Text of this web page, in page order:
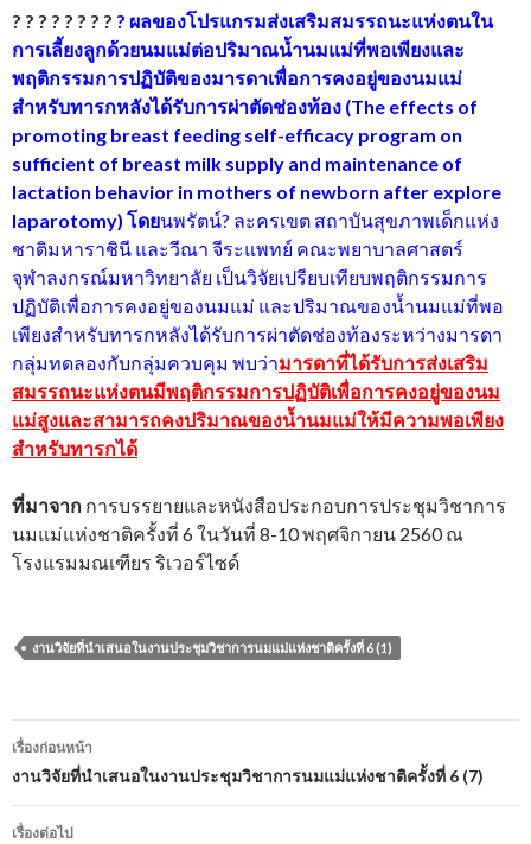
? ? ? ? ? ? ? ? ? ผลของโปรแกรมส่งเสริมสมรรถนะแห่งตนใน
การเลี้ยงลูกด้วยนมแม่ต่อปริมาณน้ำนมแม่ที่พอเพียงและ
พฤติกรรมการปฏิบัติของมารดาเพื่อการคงอยู่ของนมแม่
สำหรับทารกหลังได้รับการผ่าตัดช่องท้อง (The effects of
promoting breast feeding self-efficacy program on
sufficient of breast milk supply and maintenance of
lactation behavior in mothers of newborn after explore
laparotomy) โดยนพรัตน์? ละครเขต สถาบันสุขภาพเด็กแห่ง
ชาติมหาราชินี และวีณา จีระแพทย์ คณะพยาบาลศาสตร์
จุฬาลงกรณ์มหาวิทยาลัย เป็นวิจัยเปรียบเทียบพฤติกรรมการ
ปฏิบัติเพื่อการคงอยู่ของนมแม่ และปริมาณของน้ำนมแม่ที่พอ
เพียงสำหรับทารกหลังได้รับการผ่าตัดช่องท้องระหว่างมารดา
กลุ่มทดลองกับกลุ่มควบคุม พบว่ามารดาที่ได้รับการส่งเสริม
สมรรถนะแห่งตนมีพฤติกรรมการปฏิบัติเพื่อการคงอยู่ของนม
แม่สูงและสามารถคงปริมาณของน้ำนมแม่ให้มีความพอเพียง
สำหรับทารกได้
ที่มาจาก การบรรยายและหนังสือประกอบการประชุมวิชาการ
นมแม่แห่งชาติครั้งที่ 6 ในวันที่ 8-10 พฤศจิกายน 2560 ณ
โรงแรมมณเฑียร ริเวอร์ไซด์
งานวิจัยที่นำเสนอในงานประชุมวิชาการนมแม่แห่งชาติครั้งที่ 6 (1)
เมนู
นำทาง
เรื่อง
เรื่องก่อนหน้า
งานวิจัยที่นำเสนอในงานประชุมวิชาการนมแม่แห่งชาติครั้งที่ 6 (7)
เรื่องต่อไป